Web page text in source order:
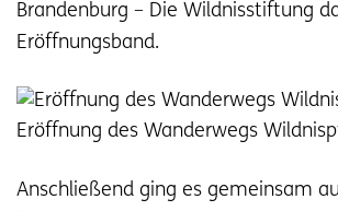
Brandenburg – Die Wildnisstiftung
Eröffnungsband.
Eröffnung des Wanderwegs
Anschließend ging es gemeinsam